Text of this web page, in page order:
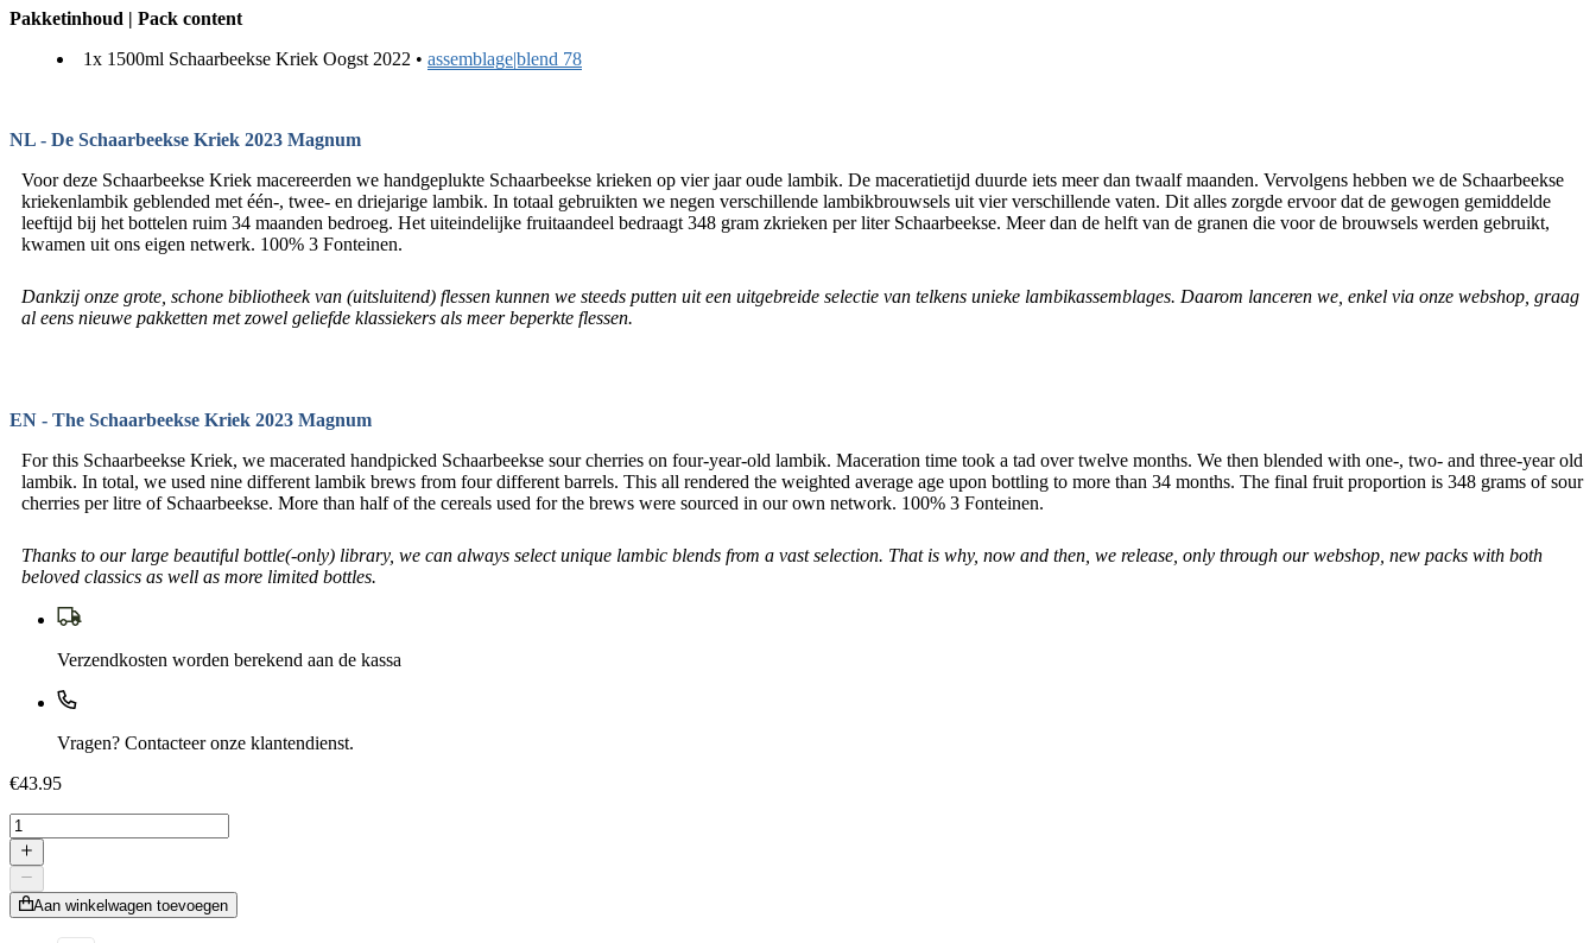
Pakketinhoud | Pack content
1x 1500ml Schaarbeekse Kriek Oogst 2022 • assemblage|blend 78
NL - De Schaarbeekse Kriek 2023 Magnum
Voor deze Schaarbeekse Kriek macereerden we handgeplukte Schaarbeekse krieken op vier jaar oude lambik. De maceratietijd duurde iets meer dan twaalf maanden. Vervolgens hebben we de Schaarbeekse
kriekenlambik geblended met één-, twee- en driejarige lambik. In totaal gebruikten we negen verschillende lambikbrouwsels uit vier verschillende vaten. Dit alles zorgde ervoor dat de gewogen gemiddelde
leeftijd bij het bottelen ruim 34 maanden bedroeg. Het uiteindelijke fruitaandeel bedraagt ​​348 gram zkrieken per liter Schaarbeekse. Meer dan de helft van de granen die voor de brouwsels werden gebruikt,
kwamen uit ons eigen netwerk. 100% 3 Fonteinen.
Dankzij onze grote, schone bibliotheek van (uitsluitend) flessen kunnen we steeds putten uit een uitgebreide selectie van telkens unieke lambikassemblages. Daarom lanceren we, enkel via onze webshop, graag
al eens nieuwe pakketten met zowel geliefde klassiekers als meer beperkte flessen.
EN - The Schaarbeekse Kriek 2023 Magnum
For this Schaarbeekse Kriek, we macerated handpicked Schaarbeekse sour cherries on four-year-old lambik. Maceration time took a tad over twelve months. We then blended with one-, two- and three-year old
lambik. In total, we used nine different lambik brews from four different barrels. This all rendered the weighted average age upon bottling to more than 34 months. The final fruit proportion is 348 grams of sour
cherries per litre of Schaarbeekse. More than half of the cereals used for the brews were sourced in our own network. 100% 3 Fonteinen.
Thanks to our large beautiful bottle(-only) library, we can always select unique lambic blends from a vast selection. That is why, now and then, we release, only through our webshop, new packs with both
beloved classics as well as more limited bottles.
Verzendkosten worden berekend aan de kassa
Vragen? Contacteer onze klantendienst.
€43.95
Aan winkelwagen toevoegen